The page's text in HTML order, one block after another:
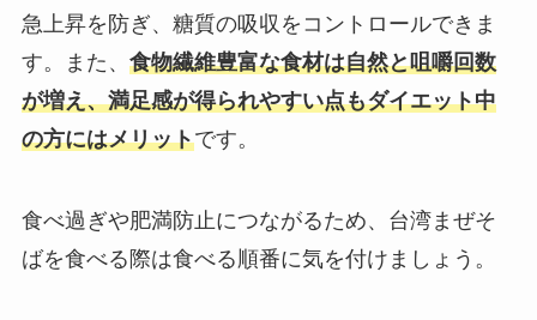
急上昇を防ぎ、糖質の吸収をコントロールできま
す。また、 食物繊維豊富な食材は自然と咀嚼回数
が増え、満足感が得られやすい点もダイエット中
の方にはメリットです。
食べ過ぎや肥満防止につながるため、台湾まぜそ
ばを食べる際は食べる順番に気を付けましょう。